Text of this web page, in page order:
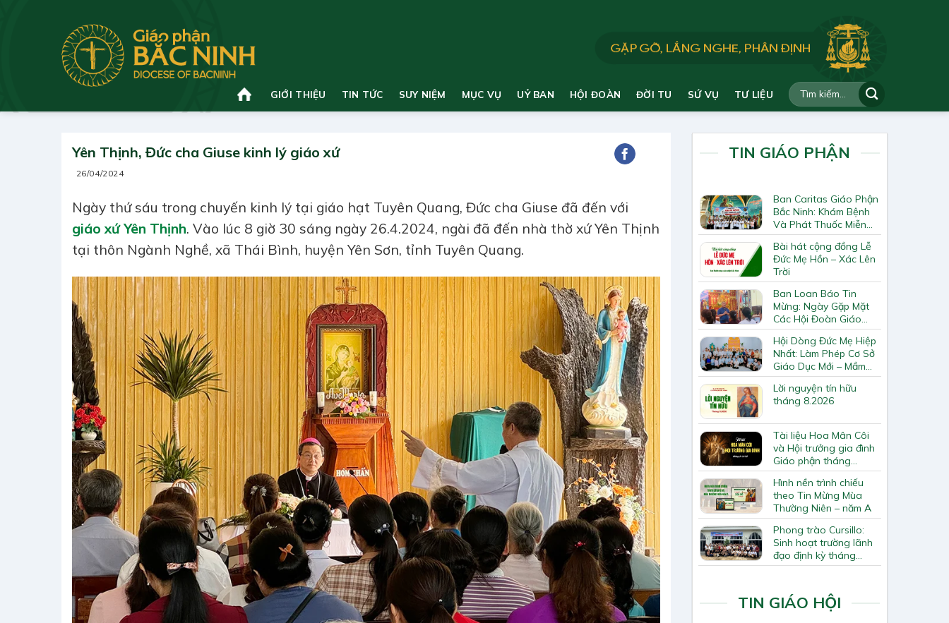
GIỚI THIỆU TIN TỨC SUY NIỆM MỤC VỤ UỶ BAN HỘI ĐOÀN ĐỜI TU SỨ VỤ TƯ LIỆU
Yên Thịnh, Đức cha Giuse kinh lý giáo xứ
26/04/2024
Ngày thứ sáu trong chuyến kinh lý tại giáo hạt Tuyên Quang, Đức cha Giuse đã đến với
giáo xứ Yên Thịnh. Vào lúc 8 giờ 30 sáng ngày 26.4.2024, ngài đã đến nhà thờ xứ Yên Thịnh
tại thôn Ngành Nghề, xã Thái Bình, huyện Yên Sơn, tỉnh Tuyên Quang.
TIN GIÁO PHẬN
Ban Caritas Giáo Phận
Bắc Ninh: Khám Bệnh
Và Phát Thuốc Miễn
Phí Tại Giáo Xứ Đồng
Chương
Bài hát cộng đồng Lễ
Đức Mẹ Hồn – Xác Lên
Trời
Ban Loan Báo Tin
Mừng: Ngày Gặp Mặt
Các Hội Đoàn Giáo
Hạt Bắc Giang
Hội Dòng Đức Mẹ Hiệp
Nhất: Làm Phép Cơ Sở
Giáo Dục Mới – Mầm
Non Thiên Ân
Lời nguyện tín hữu
tháng 8.2026
Tài liệu Hoa Mân Côi
và Hội trưởng gia đình
Giáo phận tháng
8.2026
Hình nền trình chiếu
theo Tin Mừng Mùa
Thường Niên – năm A
Phong trào Cursillo:
Sinh hoạt trường lãnh
đạo định kỳ tháng
7/2026
TIN GIÁO HỘI